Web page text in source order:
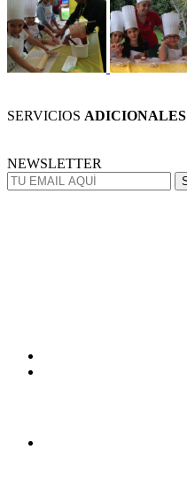
SERVICIOS ADICIONALES
NEWSLETTER